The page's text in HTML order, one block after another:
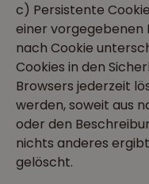
c) Persistente
einer vorgegebenen
nach Cookie
Cookies in den
Browsers jederzeit
werden, soweit aus
oder den
nichts anderes
gelöscht.